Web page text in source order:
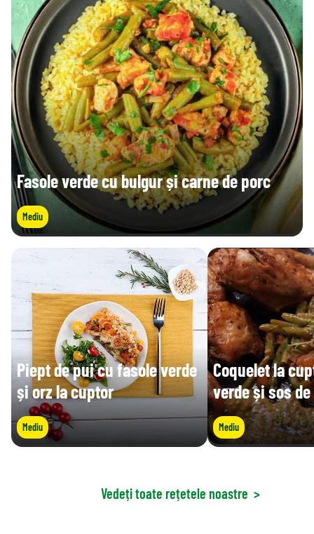
Fasole verde cu bulgur și carne de porc
Mediu
Piept de pui cu fasole verde
și orz la cuptor
Mediu
Coquelet la
verde și sos
Mediu
Vedeți toate rețetele noastre >